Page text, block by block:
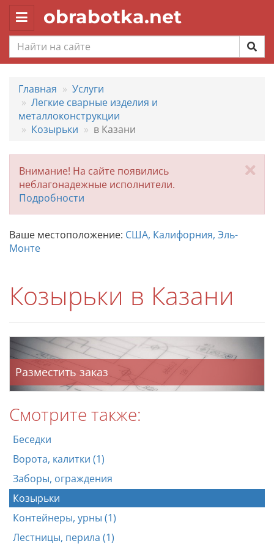
Toggle
navigation
obrabotka.net
Главная
Услуги
Легкие сварные изделия и
металлоконструкции
Козырьки
в Казани
Внимание! На сайте появились
неблагонадежные исполнители.
Подробности
Ваше местоположение: США, Калифорния, Эль-
Монте
Козырьки в Казани
Разместить заказ
Смотрите также:
Беседки
Ворота, калитки (1)
Заборы, ограждения
Козырьки
Контейнеры, урны (1)
Лестницы, перила (1)